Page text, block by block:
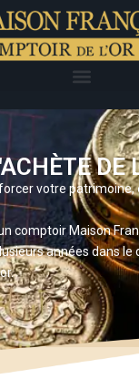
DE
votre patrimoine,
comptoir Maison
années dans le